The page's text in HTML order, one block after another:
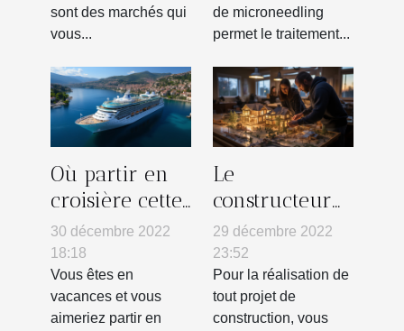
sont des marchés qui
vous...
de microneedling
permet le traitement...
Où partir en
croisière cette
année ?
30 décembre 2022
18:18
Vous êtes en
vacances et vous
aimeriez partir en
Le
constructeur
immobilier :
comment le
choisir ?
29 décembre 2022
23:52
Pour la réalisation de
tout projet de
construction, vous